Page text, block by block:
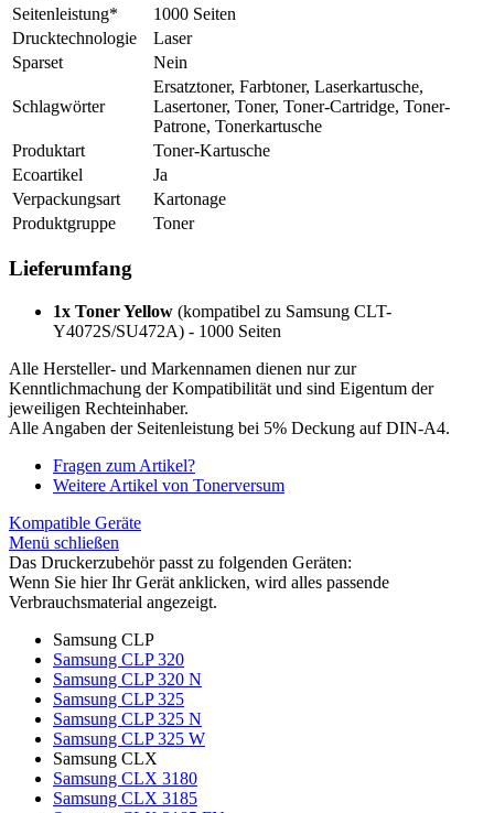
Seitenleistung*
1000 Seiten
Drucktechnologie
Laser
Sparset
Nein
Schlagwörter
Ersatztoner, Farbtoner, Laserkartusche,
Lasertoner, Toner, Toner-Cartridge, Toner-
Patrone, Tonerkartusche
Produktart
Toner-Kartusche
Ecoartikel
Ja
Verpackungsart
Kartonage
Produktgruppe
Toner
Lieferumfang
1x Toner Yellow (kompatibel zu Samsung CLT-
Y4072S/SU472A) - 1000 Seiten
Alle Hersteller- und Markennamen dienen nur zur
Kenntlichmachung der Kompatibilität und sind Eigentum der
jeweiligen Rechteinhaber.
Alle Angaben der Seitenleistung bei 5% Deckung auf DIN-A4.
Fragen zum Artikel?
Weitere Artikel von Tonerversum
Kompatible Geräte
Menü schließen
Das Druckerzubehör passt zu folgenden Geräten:
Wenn Sie hier Ihr Gerät anklicken, wird alles passende
Verbrauchsmaterial angezeigt.
Samsung CLP
Samsung CLP 320
Samsung CLP 320 N
Samsung CLP 325
Samsung CLP 325 N
Samsung CLP 325 W
Samsung CLX
Samsung CLX 3180
Samsung CLX 3185